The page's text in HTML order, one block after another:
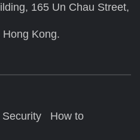
165 Un Chau Street,
Kong.
How to